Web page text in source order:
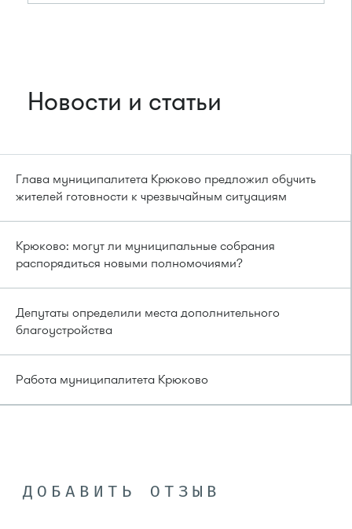
Новости и статьи
Глава муниципалитета Крюково предложил обучить
жителей готовности к чрезвычайным ситуациям
Крюково: могут ли муниципальные собрания
распорядиться новыми полномочиями?
Депутаты определили места дополнительного
благоустройства
Работа муниципалитета Крюково
ДОБАВИТЬ ОТЗЫВ